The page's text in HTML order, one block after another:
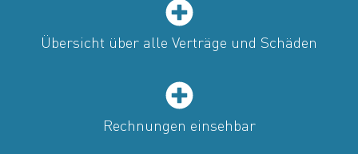
Übersicht über alle Verträge und Schäden
Rechnungen einsehbar